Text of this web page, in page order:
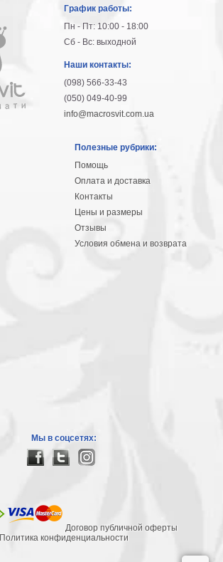
График работы:
Пн - Пт: 10:00 - 18:00
Сб - Вс: выходной
Наши контакты:
(098) 566-33-43
(050) 049-40-99
info@macrosvit.com.ua
Полезные рубрики:
Помощь
Оплата и доставка
Контакты
Цены и размеры
Отзывы
Условия обмена и возврата
Мы в соцсетях:
Договор публичной оферты
Политика конфиденциальности